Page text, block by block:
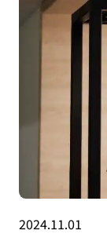
2024.11.01